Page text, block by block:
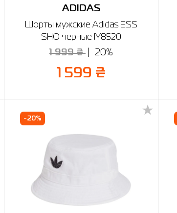
ADIDAS
Шорты мужские Adidas ESS
SHO черные IY8520
1 999 ₴ 20%
1 599 ₴
-20%